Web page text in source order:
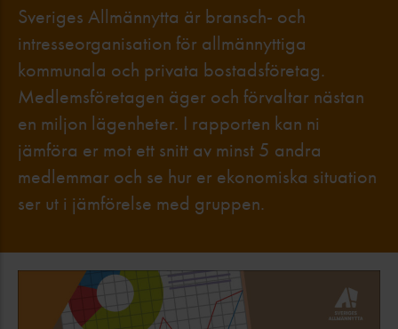
Sveriges Allmännytta är bransch- och
intresseorganisation för allmännyttiga
kommunala och privata bostadsföretag.
Medlemsföretagen äger och förvaltar nästan
en miljon lägenheter. I rapporten kan ni
jämföra er mot ett snitt av minst 5 andra
medlemmar och se hur er ekonomiska situation
ser ut i jämförelse med gruppen.